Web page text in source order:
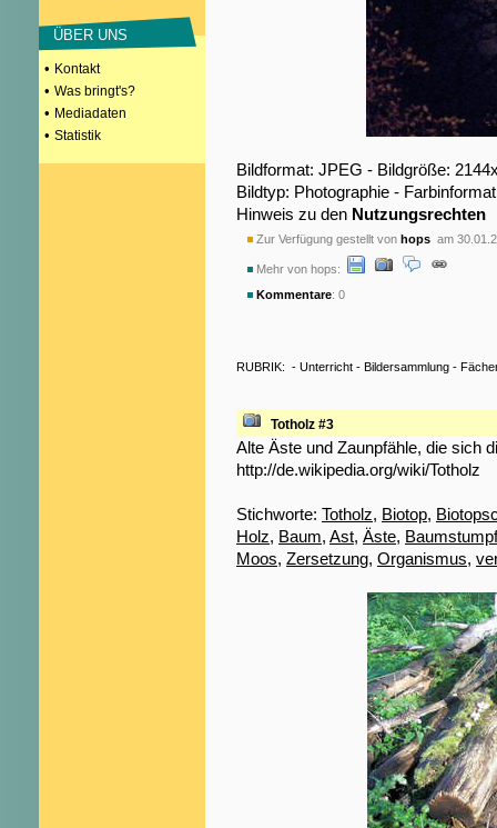
ÜBER UNS
• Kontakt
• Was bringt's?
• Mediadaten
• Statistik
Bildformat: JPEG - Bildgröße:
Bildtyp: Photographie -
Hinweis zu den Nutzungsrechten
Zur Verfügung gestellt von hops am
Mehr von hops:
Kommentare: 0
RUBRIK: - Unterricht - Bildersammlung -
Totholz #3
Alte Äste und Zaunpfähle, die sich
http://de.wikipedia.org/wiki/Totholz
Stichworte: Totholz, Biotop,
Holz, Baum, Ast, Äste, Baumstumpf
Moos, Zersetzung, Organismus,